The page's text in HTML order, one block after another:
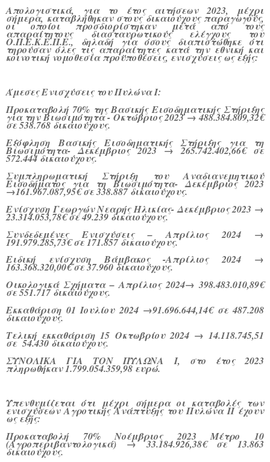
Απολογιστικά, για το έτος αιτήσεων 2023, μέχρι
σήμερα, καταβλήθηκαν στους δικαιούχους παραγωγούς,
οι οποίοι προσδιορίστηκαν μετά από τους
απαραίτητους διασταυρωτικούς ελέγχους του
Ο.Π.Ε.Κ.Ε.Π.Ε., δηλαδή για όσους διαπιστώθηκε ότι
τηρούσαν όλες τις απαραίτητες κατά την εθνική και
κοινοτική νομοθεσία προϋποθέσεις, ενισχύσεις ως εξής:
Άμεσες Ενισχύσεις του Πυλώνα Ι:
Προκαταβολή 70% της Βασικής Εισοδηματικής Στήριξης
για την Βιωσιμότητα - Οκτώβριος 2023 → 488.384.809,32€
σε 538.768 δικαιούχους.
Εξόφληση Βασικής Εισοδηματικής Στήριξης για τη
Βιωσιμότητα- Δεκέμβριος 2023 → 265.742.402,66€ σε
572.444 δικαιούχους.
Συμπληρωματική Στήριξη του Αναδιανεμητικού
Εισοδήματος για τη Βιωσιμότητα- Δεκέμβριος 2023
→161.967.087,95€ σε 338.887 δικαιούχους.
Ενίσχυση Γεωργών Νεαρής Ηλικίας- Δεκέμβριος 2023 →
23.314.053,78€ σε 49.239 δικαιούχους.
Συνδεδεμένες Ενισχύσεις – Απρίλιος 2024 →
191.979.285,73€ σε 171.857 δικαιούχους.
Ειδική ενίσχυση Βάμβακος -Απρίλιος 2024 →
163.368.320,00€ σε 37.960 δικαιούχους.
Οικολογικά Σχήματα – Απρίλιος 2024→ 398.483.010,89€
σε 551.717 δικαιούχους.
Εκκαθάριση 01 Ιουλίου 2024 →91.696.644,14€ σε 487.208
δικαιούχους.
Τελική εκκαθάριση 15 Οκτωβρίου 2024 → 14.118.745,51
σε 54.430 δικαιούχους.
ΣΥΝΟΛΙΚΑ ΓΙΑ ΤΟΝ ΠΥΛΩΝΑ Ι, στο έτος 2023
πληρωθήκαν 1.799.054.359,98 ευρώ.
Υπενθυμίζεται ότι μέχρι σήμερα οι καταβολές των
ενισχύσεων Αγροτικής Ανάπτυξης του Πυλώνα ΙΙ έχουν
ως εξής:
Προκαταβολή 70% Νοέμβριος 2023 Μέτρο 10
(Αγροπεριβαντολογικά) → 33.184.926,38€ σε 13.863
δικαιούχους.